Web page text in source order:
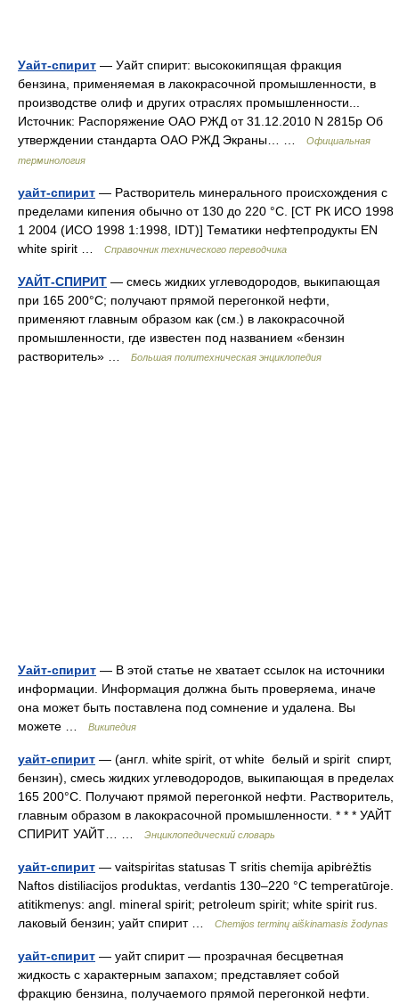
Уайт-спирит — Уайт спирит: высококипящая фракция
бензина, применяемая в лакокрасочной промышленности, в
производстве олиф и других отраслях промышленности...
Источник: Распоряжение ОАО РЖД от 31.12.2010 N 2815р Об
утверждении стандарта ОАО РЖД Экраны… …
Официальная
терминология
уайт-спирит — Растворитель минерального происхождения с
пределами кипения обычно от 130 до 220 °C. [СТ РК ИСО 1998
1 2004 (ИСО 1998 1:1998, IDT)] Тематики нефтепродукты EN
white spirit …
Справочник технического переводчика
УАЙТ-СПИРИТ — смесь жидких углеводородов, выкипающая
при 165 200°С; получают прямой перегонкой нефти,
применяют главным образом как (см.) в лакокрасочной
промышленности, где известен под названием «бензин
растворитель» …
Большая политехническая энциклопедия
Уайт-спирит — В этой статье не хватает ссылок на источники
информации. Информация должна быть проверяема, иначе
она может быть поставлена под сомнение и удалена. Вы
можете …
Википедия
уайт-спирит — (англ. white spirit, от white белый и spirit спирт,
бензин), смесь жидких углеводородов, выкипающая в пределах
165 200°C. Получают прямой перегонкой нефти. Растворитель,
главным образом в лакокрасочной промышленности. * * * УАЙТ
СПИРИТ УАЙТ… …
Энциклопедический словарь
уайт-спирит — vaitspiritas statusas T sritis chemija apibrėžtis
Naftos distiliacijos produktas, verdantis 130–220 °C temperatūroje.
atitikmenys: angl. mineral spirit; petroleum spirit; white spirit rus.
лаковый бензин; уайт спирит …
Chemijos terminų aiškinamasis žodynas
уайт-спирит — уайт спирит — прозрачная бесцветная
жидкость с характерным запахом; представляет собой
фракцию бензина, получаемого прямой перегонкой нефти.